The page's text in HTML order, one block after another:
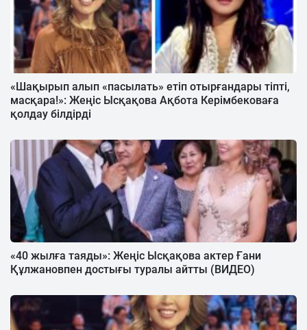
«Шақырып алып «пасылать» етіп отырғандары тіпті,
масқара!»: Жеңіс Ысқақова Ақбота Керімбековаға
қолдау білдірді
«40 жылға таяды»: Жеңіс Ысқақова актер Ғани
Құлжановпен достығы туралы айтты (ВИДЕО)